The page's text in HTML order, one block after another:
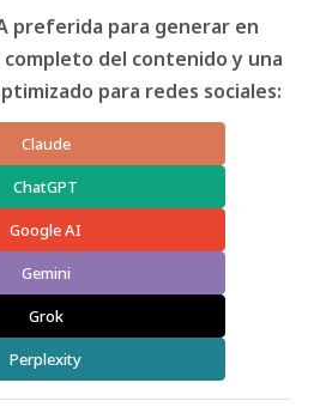
preferida para generar en
completo del contenido y una
para redes sociales:
Claude
ChatGPT
Google AI
Gemini
Grok
Perplexity